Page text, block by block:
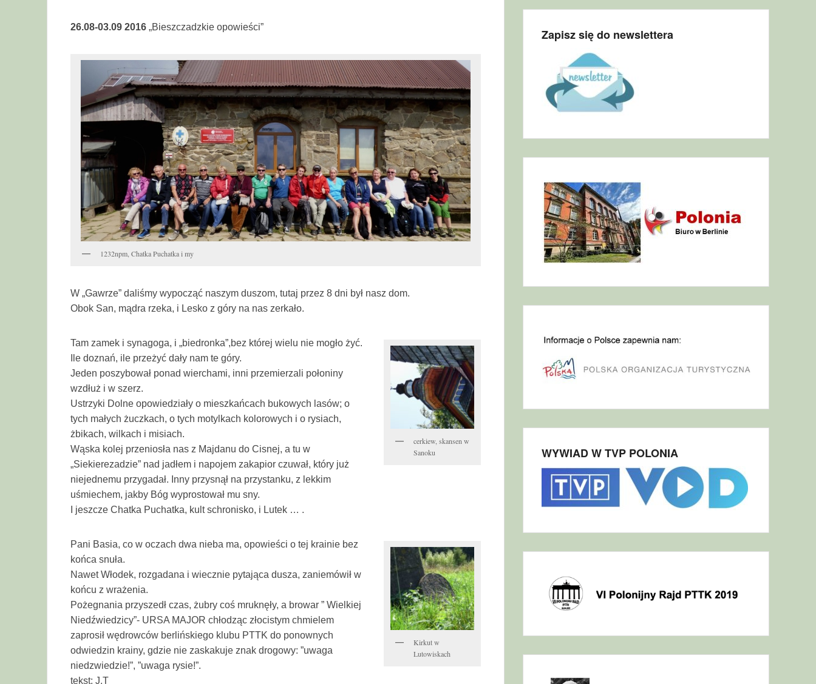
26.08-03.09 2016 „Bieszczadzkie opowieści”
1232npm, Chatka Puchatka i my
W „Gawrze” daliśmy wypocząć naszym duszom, tutaj przez 8 dni był nasz dom.
Obok San, mądra rzeka, i Lesko z góry na nas zerkało.
cerkiew, skansen w
Sanoku
Tam zamek i synagoga, i „biedronka”,bez której wielu nie mogło żyć.
Ile doznań, ile przeżyć dały nam te góry.
Jeden poszybował ponad wierchami, inni przemierzali połoniny
wzdłuż i w szerz.
Ustrzyki Dolne opowiedziały o mieszkańcach bukowych lasów; o
tych małych żuczkach, o tych motylkach kolorowych i o rysiach,
żbikach, wilkach i misiach.
Wąska kolej przeniosła nas z Majdanu do Cisnej, a tu w
„Siekierezadzie” nad jadłem i napojem zakapior czuwał, który już
niejednemu przygadał. Inny przysnął na przystanku, z lekkim
uśmiechem, jakby Bóg wyprostował mu sny.
I jeszcze Chatka Puchatka, kult schronisko, i Lutek … .
Kirkut w
Lutowiskach
Pani Basia, co w oczach dwa nieba ma, opowieści o tej krainie bez
końca snuła.
Nawet Włodek, rozgadana i wiecznie pytająca dusza, zaniemówił w
końcu z wrażenia.
Pożegnania przyszedł czas, żubry coś mruknęły, a browar ” Wielkiej
Niedźwiedzicy”- URSA MAJOR chłodząc złocistym chmielem
zaprosił wędrowców berlińskiego klubu PTTK do ponownych
odwiedzin krainy, gdzie nie zaskakuje znak drogowy: ”uwaga
niedzwiedzie!”, ”uwaga rysie!”.
tekst: J.T
Zapisz się do newslettera
WYWIAD W TVP POLONIA